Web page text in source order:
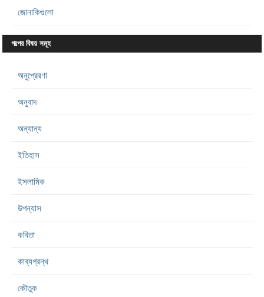
জোনাকিগুলো
গল্পের বিষয় সমূহ
অনুপ্রেরণা
অনুবাদ
অন্যান্য
ইতিহাস
ইসলামিক
উপন্যাস
কবিতা
কাব্যগ্রন্থ
কৌতুক